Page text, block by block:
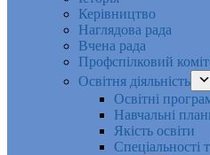
Керівництво
Наглядова рада
Вчена рада
Профспілковий
Освітня діяльність
Освітні
Навчальні
Якість освіти
Спеціальності